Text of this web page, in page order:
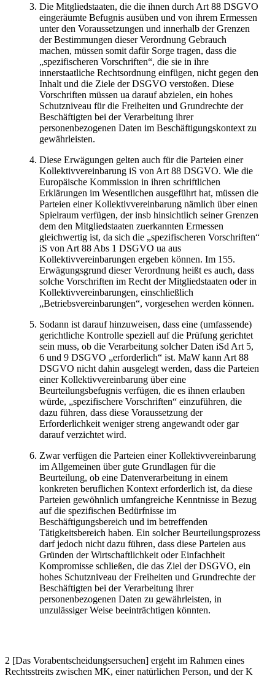
Die Mitgliedstaaten, die die ihnen durch Art 88 DSGVO
eingeräumte Befugnis ausüben und von ihrem Ermessen
unter den Voraussetzungen und innerhalb der Grenzen
der Bestimmungen dieser Verordnung Gebrauch
machen, müssen somit dafür Sorge tragen, dass die
„spezifischeren Vorschriften“, die sie in ihre
innerstaatliche Rechtsordnung einfügen, nicht gegen den
Inhalt und die Ziele der DSGVO verstoßen. Diese
Vorschriften müssen ua darauf abzielen, ein hohes
Schutzniveau für die Freiheiten und Grundrechte der
Beschäftigten bei der Verarbeitung ihrer
personenbezogenen Daten im Beschäftigungskontext zu
gewährleisten.
Diese Erwägungen gelten auch für die Parteien einer
Kollektivvereinbarung iS von Art 88 DSGVO. Wie die
Europäische Kommission in ihren schriftlichen
Erklärungen im Wesentlichen ausgeführt hat, müssen die
Parteien einer Kollektivvereinbarung nämlich über einen
Spielraum verfügen, der insb hinsichtlich seiner Grenzen
dem den Mitgliedstaaten zuerkannten Ermessen
gleichwertig ist, da sich die „spezifischeren Vorschriften“
iS von Art 88 Abs 1 DSGVO ua aus
Kollektivvereinbarungen ergeben können. Im 155.
Erwägungsgrund dieser Verordnung heißt es auch, dass
solche Vorschriften im Recht der Mitgliedstaaten oder in
Kollektivvereinbarungen, einschließlich
„Betriebsvereinbarungen“, vorgesehen werden können.
Sodann ist darauf hinzuweisen, dass eine (umfassende)
gerichtliche Kontrolle speziell auf die Prüfung gerichtet
sein muss, ob die Verarbeitung solcher Daten iSd Art 5,
6 und 9 DSGVO „erforderlich“ ist. MaW kann Art 88
DSGVO nicht dahin ausgelegt werden, dass die Parteien
einer Kollektivvereinbarung über eine
Beurteilungsbefugnis verfügen, die es ihnen erlauben
würde, „spezifischere Vorschriften“ einzuführen, die
dazu führen, dass diese Voraussetzung der
Erforderlichkeit weniger streng angewandt oder gar
darauf verzichtet wird.
Zwar verfügen die Parteien einer Kollektivvereinbarung
im Allgemeinen über gute Grundlagen für die
Beurteilung, ob eine Datenverarbeitung in einem
konkreten beruflichen Kontext erforderlich ist, da diese
Parteien gewöhnlich umfangreiche Kenntnisse in Bezug
auf die spezifischen Bedürfnisse im
Beschäftigungsbereich und im betreffenden
Tätigkeitsbereich haben. Ein solcher Beurteilungsprozess
darf jedoch nicht dazu führen, dass diese Parteien aus
Gründen der Wirtschaftlichkeit oder Einfachheit
Kompromisse schließen, die das Ziel der DSGVO, ein
hohes Schutzniveau der Freiheiten und Grundrechte der
Beschäftigten bei der Verarbeitung ihrer
personenbezogenen Daten zu gewährleisten, in
unzulässiger Weise beeinträchtigen könnten.
2 [Das Vorabentscheidungsersuchen] ergeht im Rahmen eines
Rechtsstreits zwischen MK, einer natürlichen Person, und der K